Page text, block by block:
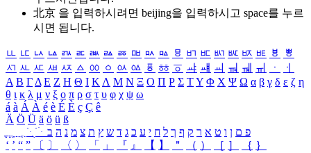
北京 을 입력하시려면 beijing을 입력하시고 space를 누르
시면 됩니다.
ㅥ ㅦ ㅧ ㅨ ㅩ ㅪ ㅫ ㅬ ㅭ ㅮ ㅯ ㅰ ㅱ ㅲ ㅳ ㅴ ㅵ ㅶ ㅷ ㅸ
ㅹ
ㅺ ㅻ ㅼ ㅽ ㅾ ㅿ ㆀ ㆁ ㆂ ㆃ ㆄ ㆅ ㆆ ㆇ ㆈ ㆉ ㆊ ㆋ ㆌ ㆍ
ㆎ
Α Β ΓΔ Ε Ζ Η Θ Ι ΚΛ Μ Ν Ξ Ο Π Ρ Σ ΤΥ Φ Χ Ψ Ω α β γ δ ε ζ η
θ ι κ λ μ ν ξ ο π ρ σ τ υ φ χ ψ ω
á à Á À é è É È ç Ç ê
Ä Ö Ü ä ö ü ß
ִֶֹ ֻּ ׁׂ פ ם ן ו ט א ר ק ף ך ל ח י ע כ ג ד ש ץ ת צ מ נ ה ב
‘ ’ “ ” 〔 〕 〈 〉 「 」 『 』 【 】 ＂ （ ） ［ ］ ｛ ｝